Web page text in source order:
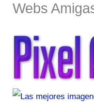
Webs